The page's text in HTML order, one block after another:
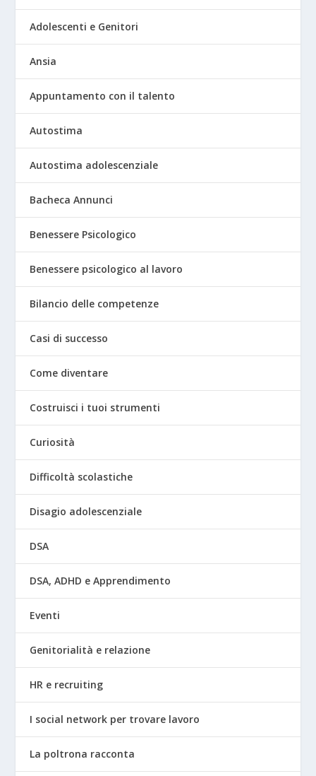
Adolescenti e Genitori
Ansia
Appuntamento con il talento
Autostima
Autostima adolescenziale
Bacheca Annunci
Benessere Psicologico
Benessere psicologico al lavoro
Bilancio delle competenze
Casi di successo
Come diventare
Costruisci i tuoi strumenti
Curiosità
Difficoltà scolastiche
Disagio adolescenziale
DSA
DSA, ADHD e Apprendimento
Eventi
Genitorialità e relazione
HR e recruiting
I social network per trovare lavoro
La poltrona racconta